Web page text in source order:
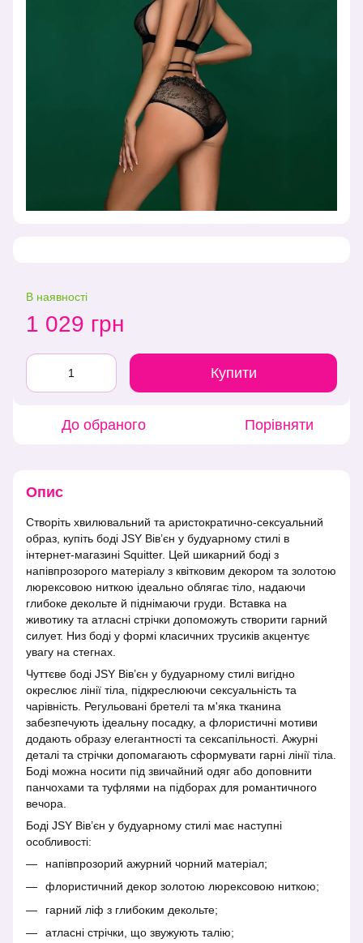
В наявності
1 029 грн
Купити
До обраного Порівняти
Опис
Створіть хвилювальний та аристократично-сексуальний
образ, купіть боді JSY Вів’єн у будуарному стилі в
інтернет-магазині Squitter. Цей шикарний боді з
напівпрозорого матеріалу з квітковим декором та золотою
люрексовою ниткою ідеально облягає тіло, надаючи
глибоке декольте й піднімаючи груди. Вставка на
животику та атласні стрічки допоможуть створити гарний
силует. Низ боді у формі класичних трусиків акцентує
увагу на стегнах.
Чуттєве боді JSY Вів’єн у будуарному стилі вигідно
окреслює лінії тіла, підкреслюючи сексуальність та
чарівність. Регульовані бретелі та м'яка тканина
забезпечують ідеальну посадку, а флористичні мотиви
додають образу елегантності та сексапільності. Ажурні
деталі та стрічки допомагають сформувати гарні лінії тіла.
Боді можна носити під звичайний одяг або доповнити
панчохами та туфлями на підборах для романтичного
вечора.
Боді JSY Вів’єн у будуарному стилі має наступні
особливості:
напівпрозорий ажурний чорний матеріал;
флористичний декор золотою люрексовою ниткою;
гарний ліф з глибоким декольте;
атласні стрічки, що звужують талію;